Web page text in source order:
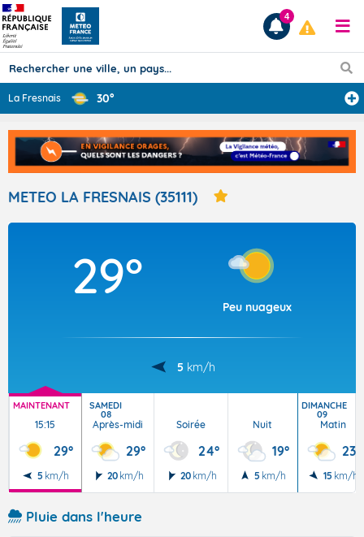
Prévisions
TOUS LES RÉSULTATS
Articles
4
La Fresnais 30°
METEO LA FRESNAIS (35111)
29°
Peu nuageux
5 km/h
MAINTENANT
15:15
29°
5 km/h
SAMEDI
08
Après-midi
29°
20 km/h
Soirée
24°
20 km/h
Nuit
19°
5 km/h
DIMANCHE
09
Matin
23°
15 km/h
Pluie dans l'heure